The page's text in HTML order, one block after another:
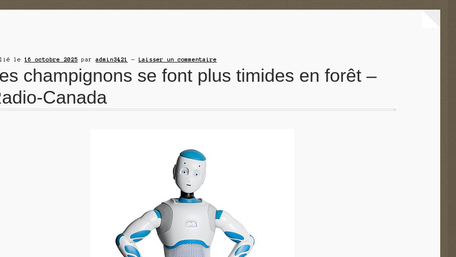
le 16 octobre 2025 paradmin3421 — Laisser un commentaire
champignons se font plus timides en forêt –
Canada